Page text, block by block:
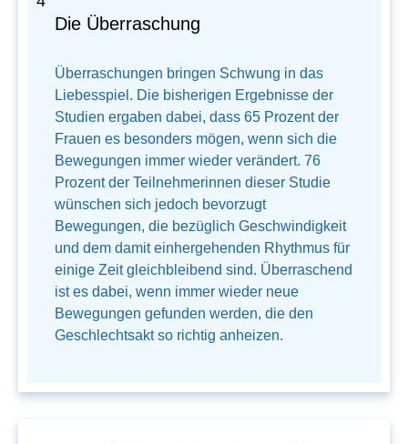
Die Überraschung
Überraschungen bringen Schwung in das
Liebesspiel. Die bisherigen Ergebnisse der
Studien ergaben dabei, dass 65 Prozent der
Frauen es besonders mögen, wenn sich die
Bewegungen immer wieder verändert. 76
Prozent der Teilnehmerinnen dieser Studie
wünschen sich jedoch bevorzugt
Bewegungen, die bezüglich Geschwindigkeit
und dem damit einhergehenden Rhythmus für
einige Zeit gleichbleibend sind. Überraschend
ist es dabei, wenn immer wieder neue
Bewegungen gefunden werden, die den
Geschlechtsakt so richtig anheizen.